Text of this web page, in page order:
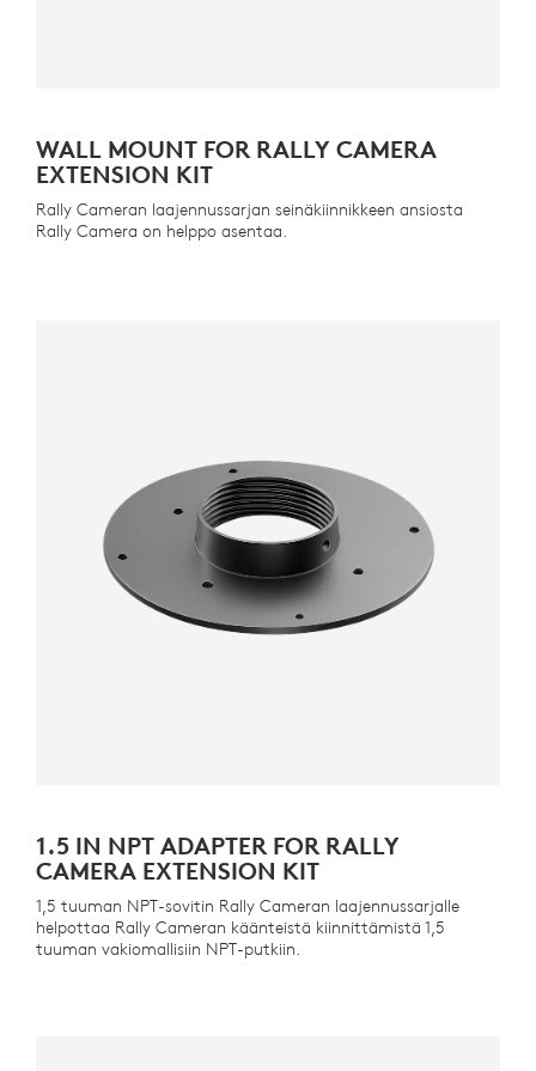
WALL MOUNT FOR RALLY CAMERA
EXTENSION KIT
Rally Cameran laajennussarjan seinäkiinnikkeen ansiosta
Rally Camera on helppo asentaa.
1.5 IN NPT ADAPTER FOR RALLY
CAMERA EXTENSION KIT
1,5 tuuman NPT-sovitin Rally Cameran laajennussarjalle
helpottaa Rally Cameran käänteistä kiinnittämistä 1,5
tuuman vakiomallisiin NPT-putkiin.